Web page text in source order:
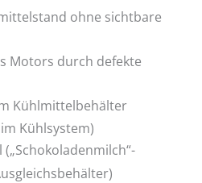
ohne sichtbare
Motors durch defekte
Kühlmittelbehälter
Kühlsystem)